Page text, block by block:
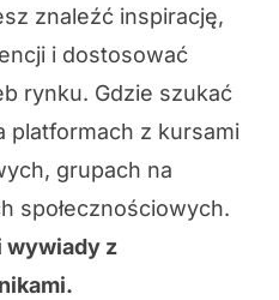
znaleźć inspirację,
i dostosować
rynku. Gdzie szukać
platformach z kursami
grupach na
społecznościowych.
wywiady z